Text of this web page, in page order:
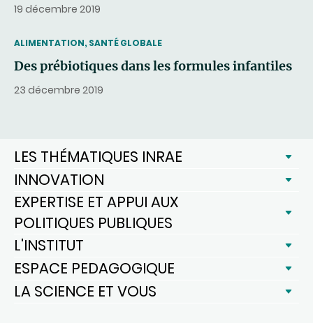
19 décembre 2019
THEMATIC
ALIMENTATION, SANTÉ GLOBALE
Des prébiotiques dans les formules infantiles
23 décembre 2019
LES THÉMATIQUES INRAE
INNOVATION
EXPERTISE ET APPUI AUX
POLITIQUES PUBLIQUES
L'INSTITUT
ESPACE PEDAGOGIQUE
LA SCIENCE ET VOUS